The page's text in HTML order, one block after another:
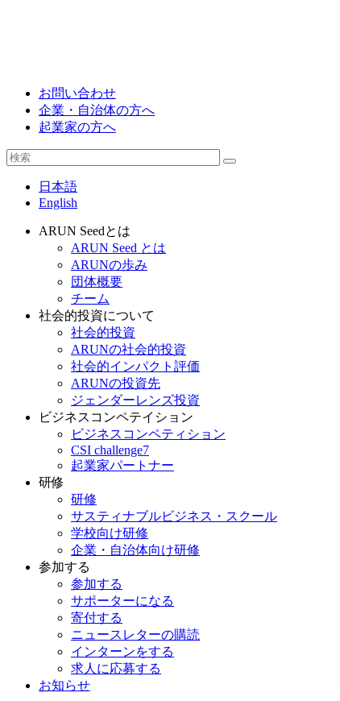
お問い合わせ
企業・自治体の方へ
起業家の方へ
日本語
English
ARUN Seedとは
ARUN Seed とは
ARUNの歩み
団体概要
チーム
社会的投資について
社会的投資
ARUNの社会的投資
社会的インパクト評価
ARUNの投資先
ジェンダーレンズ投資
ビジネスコンペテイション
ビジネスコンペティション
CSI challenge7
起業家パートナー
研修
研修
サスティナブルビジネス・スクール
学校向け研修
企業・自治体向け研修
参加する
参加する
サポーターになる
寄付する
ニュースレターの購読
インターンをする
求人に応募する
お知らせ